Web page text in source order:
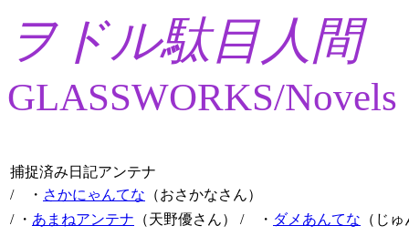
ヲドル駄目人間
GLASSWORKS/Novels
捕捉済み日記アンテナ
/ ・ さかにゃんてな （おさかなさん）
/ ・ あまねアンテナ （天野優さん） / ・ ダメあんてな （じ